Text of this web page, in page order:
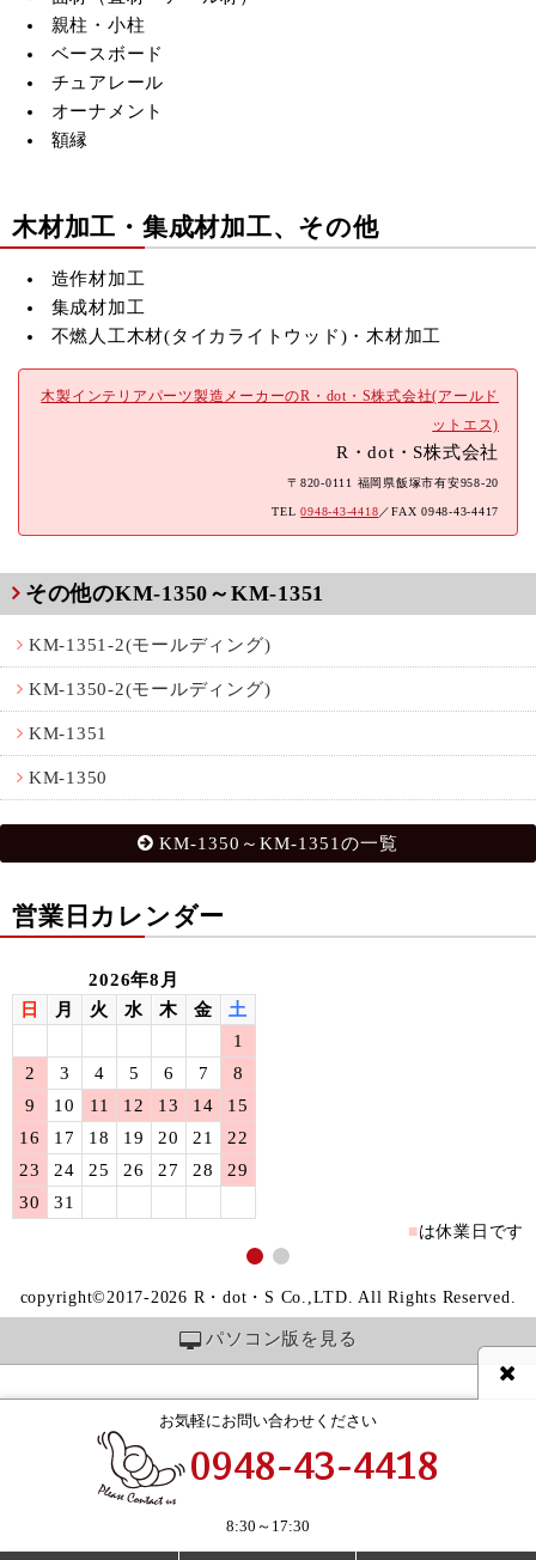
親柱・小柱
ベースボード
チュアレール
オーナメント
額縁
木材加工・集成材加工、その他
造作材加工
集成材加工
不燃人工木材(タイカライトウッド)・木材加工
木製インテリアパーツ製造メーカーのR・dot・S株式会社(アールド
ットエス)
R・dot・S株式会社
〒820-0111 福岡県飯塚市有安958-20
TEL0948-43-4418／FAX 0948-43-4417
その他のKM-1350～KM-1351
KM-1351-2(モールディング)
KM-1350-2(モールディング)
KM-1351
KM-1350
KM-1350～KM-1351の一覧
営業日カレンダー
2026年8月
日
月 火 水 木 金
土
1
2
3 4 5 6 7
8
9
10 11 12 13 14
15
16
17 18 19 20 21
22
23
24 25 26 27 28
29
30
31
■は休業日です
copyright©2017-2026 R・dot・S Co.,LTD. All Rights Reserved.
お気軽にお問い合わせください
0948-43-4418
8:30～17:30
パソコン版を見る